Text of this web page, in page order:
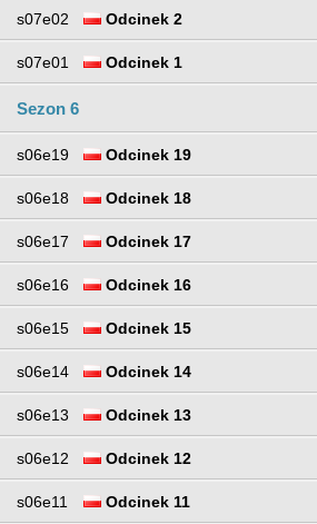
s07e02 Odcinek 2
s07e01 Odcinek 1
Sezon 6
s06e19 Odcinek 19
s06e18 Odcinek 18
s06e17 Odcinek 17
s06e16 Odcinek 16
s06e15 Odcinek 15
s06e14 Odcinek 14
s06e13 Odcinek 13
s06e12 Odcinek 12
s06e11 Odcinek 11